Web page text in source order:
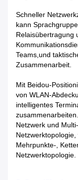
Schneller
kann
Relaisübertragung
Teams,und
Zusammenarbeit.
Mit Beidou-
von WLAN-
intelligentes
Netzwerk und
Mehrpunkte-,
Netzwerktopologie.